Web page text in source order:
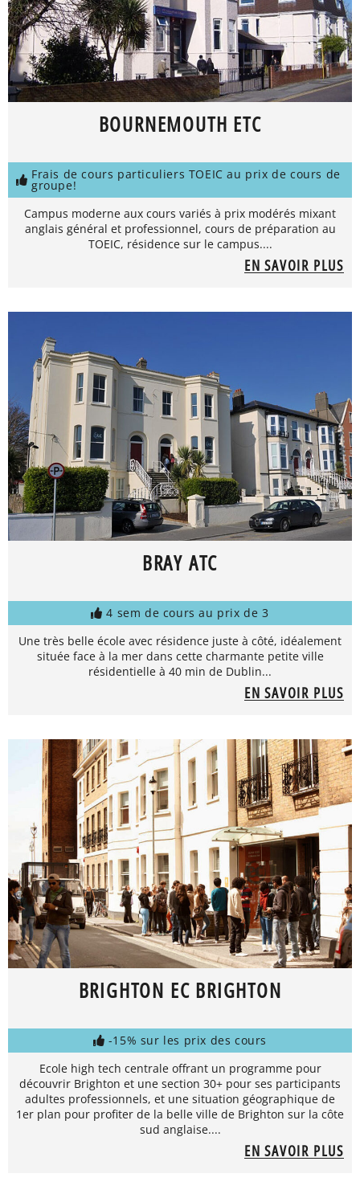
BOURNEMOUTH ETC
Frais de cours particuliers TOEIC au prix de cours de
groupe!
Campus moderne aux cours variés à prix modérés mixant
anglais général et professionnel, cours de préparation au
TOEIC, résidence sur le campus....
EN SAVOIR PLUS
BRAY ATC
4 sem de cours au prix de 3
Une très belle école avec résidence juste à côté, idéalement
située face à la mer dans cette charmante petite ville
résidentielle à 40 min de Dublin...
EN SAVOIR PLUS
BRIGHTON EC BRIGHTON
-15% sur les prix des cours
Ecole high tech centrale offrant un programme pour
découvrir Brighton et une section 30+ pour ses participants
adultes professionnels, et une situation géographique de
1er plan pour profiter de la belle ville de Brighton sur la côte
sud anglaise....
EN SAVOIR PLUS